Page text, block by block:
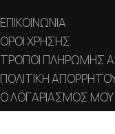
ΕΠΙΚΟΙΝΩΝΙΑ
ΟΡΟΙ ΧΡΗΣΗΣ
ΤΡΟΠΟΙ ΠΛΗΡΩΜΗΣ
ΠΟΛΙΤΙΚΗ
Ο ΛΟΓΑΡΙΑΣΜΟΣ ΜΟΥ